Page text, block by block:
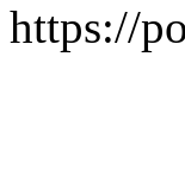
https://